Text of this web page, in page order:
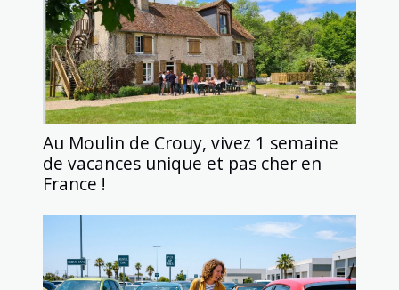
Au Moulin de Crouy, vivez 1 semaine
de vacances unique et pas cher en
France !